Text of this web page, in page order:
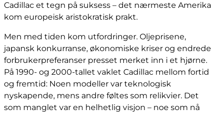
Cadillac et tegn på suksess – det nærmeste Amerika
kom europeisk aristokratisk prakt.
Men med tiden kom utfordringer. Oljeprisene,
japansk konkurranse, økonomiske kriser og endrede
forbrukerpreferanser presset merket inn i et hjørne.
På 1990- og 2000-tallet vaklet Cadillac mellom fortid
og fremtid: Noen modeller var teknologisk
nyskapende, mens andre føltes som relikvier. Det
som manglet var en helhetlig visjon – noe som nå